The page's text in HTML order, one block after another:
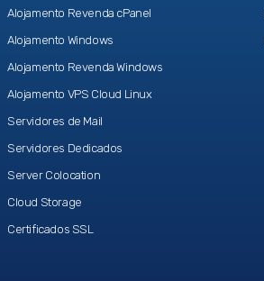
Alojamento Revenda cPanel
Alojamento Windows
Alojamento Revenda Windows
Alojamento VPS Cloud Linux
Servidores de Mail
Servidores Dedicados
Server Colocation
Cloud Storage
Certificados SSL